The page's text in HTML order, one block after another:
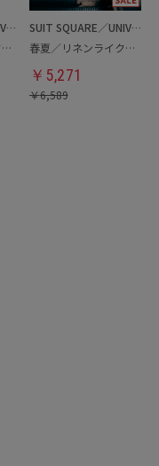
SUIT SQUARE／UNIVERSAL LANGUAGE
TANGO OPEN／ネクタイ
SUIT SQUARE／UNIVERSAL LANGUAGE／WHITE
春夏／リネンライクワイドパンツ
￥ 5,271
￥6,589